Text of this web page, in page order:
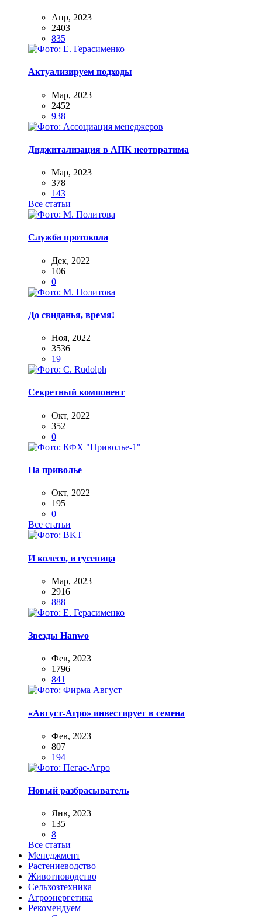
Апр, 2023
2403
835
Актуализируем подходы
Мар, 2023
2452
938
Диджитализация в АПК неотвратима
Мар, 2023
378
143
Все статьи
Служба протокола
Дек, 2022
106
0
До свиданья, время!
Ноя, 2022
3536
19
Секретный компонент
Окт, 2022
352
0
На приволье
Окт, 2022
195
0
Все статьи
И колесо, и гусеница
Мар, 2023
2916
888
Звезды Hanwo
Фев, 2023
1796
841
«Август-Агро» инвестирует в семена
Фев, 2023
807
194
Новый разбрасыватель
Янв, 2023
135
8
Все статьи
Менеджмент
Растениеводство
Животноводство
Сельхозтехника
Агроэнергетика
Рекомендуем